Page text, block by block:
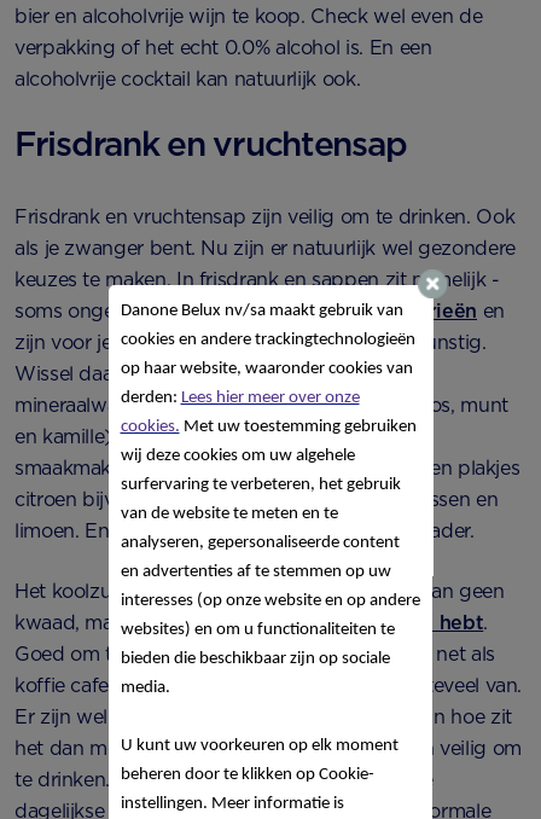
bier en alcoholvrije wijn te koop. Check wel even de
verpakking of het echt 0.0% alcohol is. En een
alcoholvrije cocktail kan natuurlijk ook.
Frisdrank en vruchtensap
Frisdrank en vruchtensap zijn veilig om te drinken. Ook
als je zwanger bent. Nu zijn er natuurlijk wel gezondere
keuzes te maken. In frisdrank en sappen zit namelijk -
soms ongemerkt – veel suiker. Ze leverencalorieën en
zijn voor je tanden en bloedglucose minder gunstig.
Wissel daarom af met andere dranken zoals
mineraalwater, bronwater en thee (zoals rooibos, munt
en kamille). Tip: aan mineraalwater kun je ook
smaakmakers toevoegen. Komkommer, munt en plakjes
citroen bijvoorbeeld. Of aardbeien, blauwe bessen en
limoen. En plakjes sinaasappel is ook een aanrader.
Het koolzuur in frisdrank of in mineraalwater kan geen
kwaad, maar het kan wel zijn dat je erlast van hebt.
Goed om te weten: cola (ook light cola) bevat net als
koffie cafeïne. Drink ook om die reden er niet teveel van.
Er zijn wel varianten te koop zonder cafeïne. En hoe zit
het dan met light frisdrank? Deze dranken zijn veilig om
te drinken. Voor zoetstoffen zijn aanvaardbare
dagelijkse innames (ADI) vastgesteld. Als je normale
Danone Belux nv/sa maakt gebruik van
cookies en andere trackingtechnologieën
op haar website, waaronder cookies van
derden: Lees hier meer over onze
cookies. Met uw toestemming gebruiken
wij deze cookies om uw algehele
surfervaring te verbeteren, het gebruik
van de website te meten en te
analyseren, gepersonaliseerde content
en advertenties af te stemmen op uw
interesses (op onze website en op andere
websites) en om u functionaliteiten te
bieden die beschikbaar zijn op sociale
media.
U kunt uw voorkeuren op elk moment
beheren door te klikken op Cookie-
instellingen. Meer informatie is